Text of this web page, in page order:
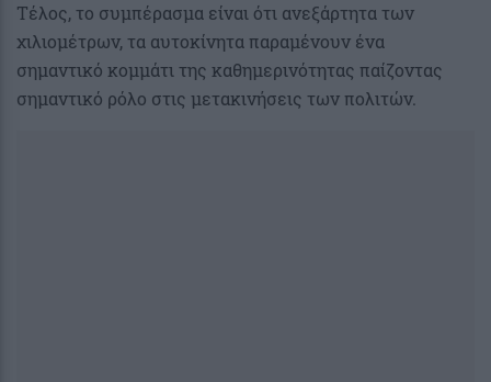
Τέλος, το συμπέρασμα είναι ότι ανεξάρτητα των
χιλιομέτρων, τα αυτοκίνητα παραμένουν ένα
σημαντικό κομμάτι της καθημερινότητας παίζοντας
σημαντικό ρόλο στις μετακινήσεις των πολιτών.